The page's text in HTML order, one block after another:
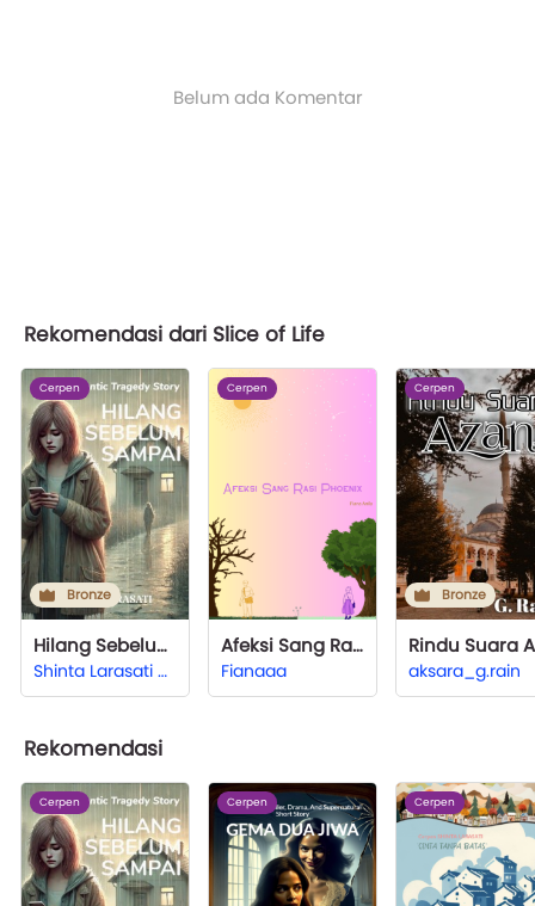
Belum ada Komentar
Rekomendasi dari Slice of Life
Cerpen
Bronze
Hilang Sebelum Sampai
Shinta Larasati Hardjono
Cerpen
Afeksi Sang Rasi Phoenix
Fianaaa
Cerpen
Bronze
aksara_g.rain
Rekomendasi
Cerpen Cerpen Cerpen